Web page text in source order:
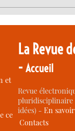
et
ce
La Revue
-Accueil
Revue
idées) -En
Contacts